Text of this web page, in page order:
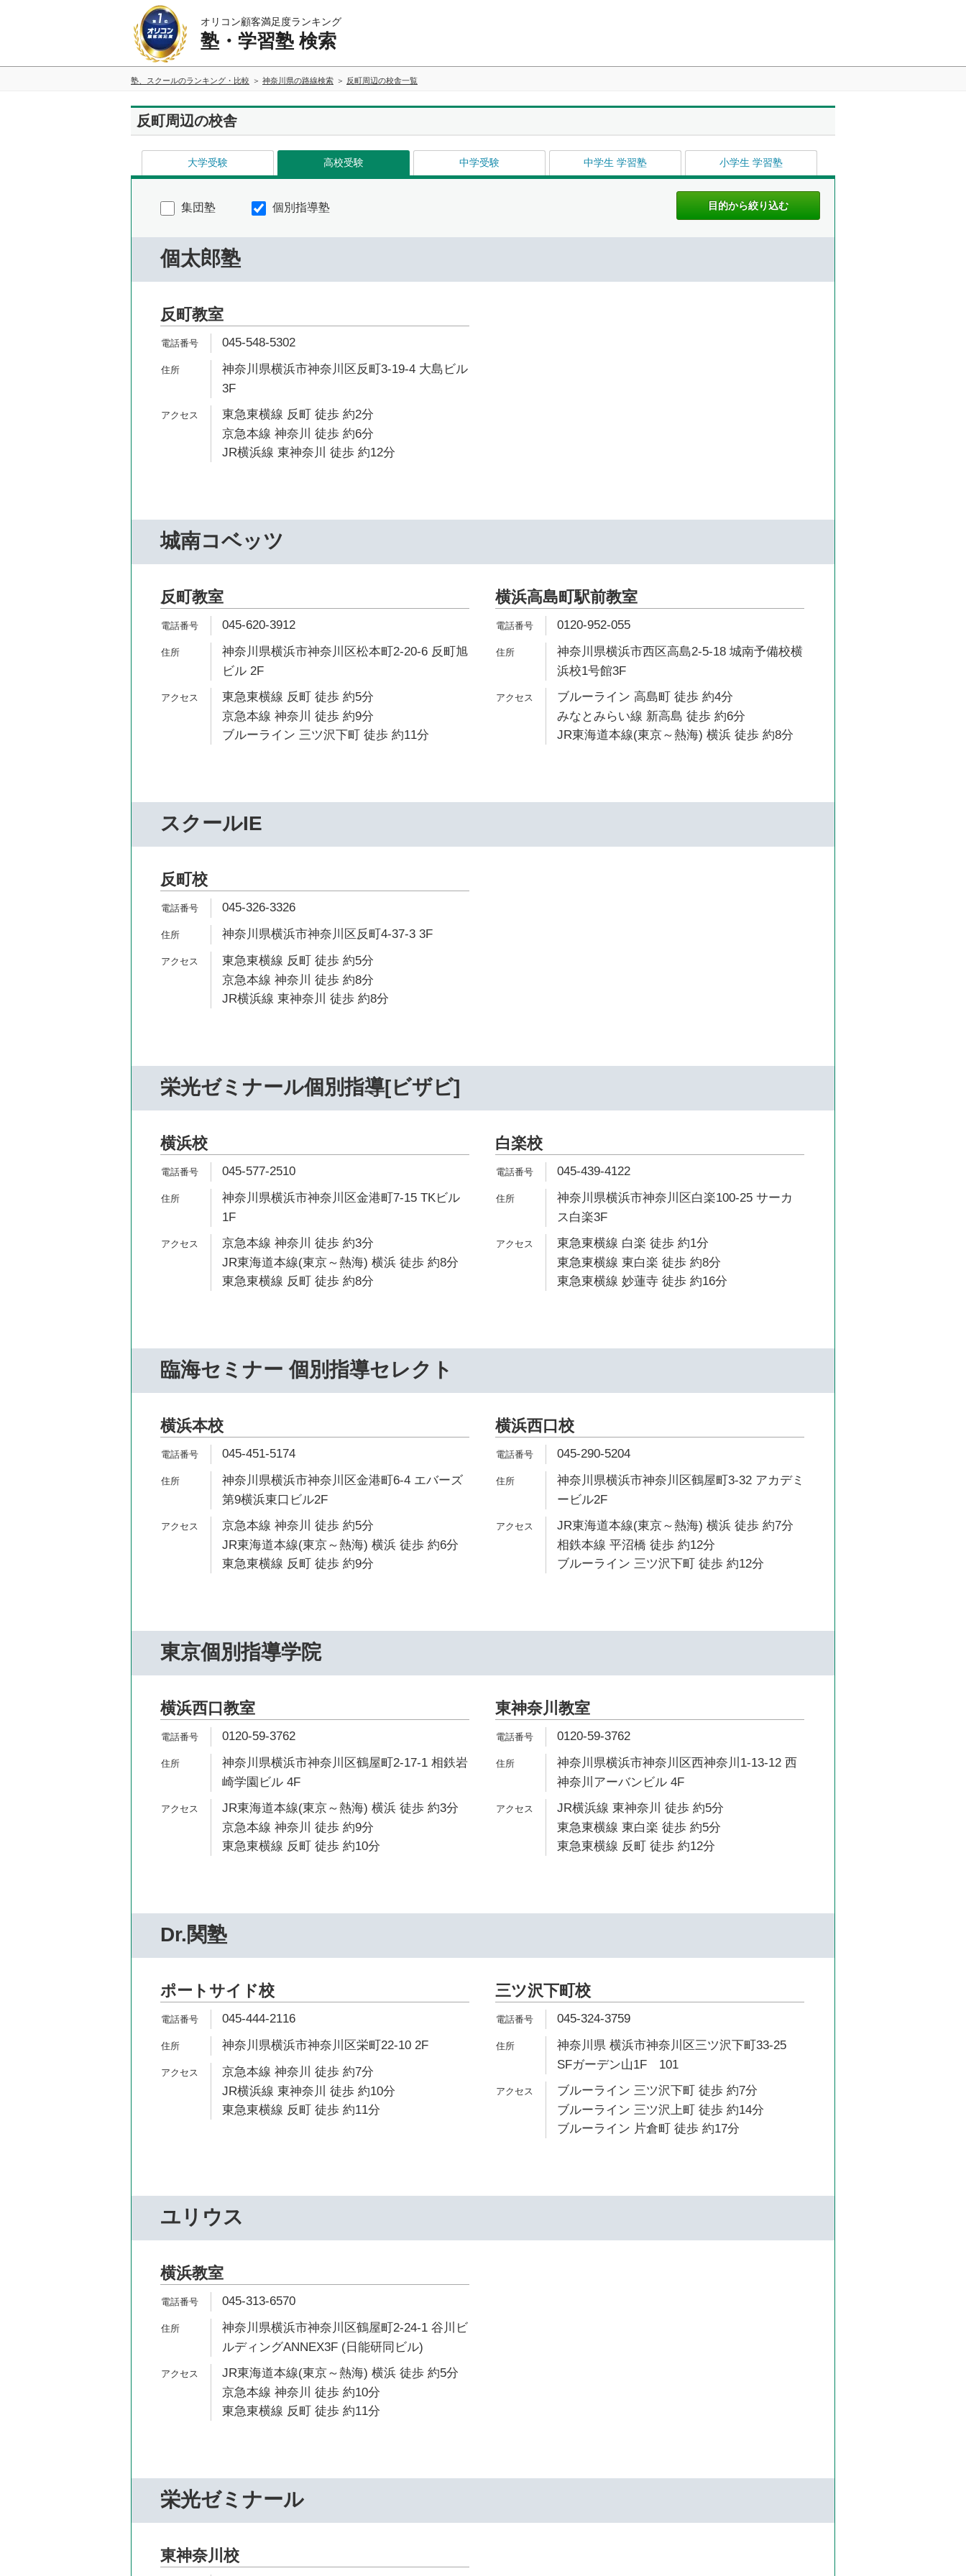
オリコン顧客満足度ランキング
塾・学習塾 検索
塾、スクールのランキング・比較 神奈川県の路線検索 反町周辺の校舎一覧
反町周辺の校舎
大学受験 高校受験 中学受験 中学生 学習塾 小学生 学習塾
集団塾 個別指導塾
個太郎塾
反町教室
045-548-5302
神奈川県横浜市神奈川区反町3-19-4 大島ビル
3F
東急東横線 反町 徒歩 約2分
京急本線 神奈川 徒歩 約6分
JR横浜線 東神奈川 徒歩 約12分
城南コベッツ
反町教室
045-620-3912
神奈川県横浜市神奈川区松本町2-20-6 反町旭
ビル 2F
東急東横線 反町 徒歩 約5分
京急本線 神奈川 徒歩 約9分
ブルーライン 三ツ沢下町 徒歩 約11分
横浜高島町駅前教室
0120-952-055
神奈川県横浜市西区高島2-5-18 城南予備校横
浜校1号館3F
ブルーライン 高島町 徒歩 約4分
みなとみらい線 新高島 徒歩 約6分
JR東海道本線(東京～熱海) 横浜 徒歩 約8分
スクールIE
反町校
045-326-3326
神奈川県横浜市神奈川区反町4-37-3 3F
東急東横線 反町 徒歩 約5分
京急本線 神奈川 徒歩 約8分
JR横浜線 東神奈川 徒歩 約8分
栄光ゼミナール個別指導[ビザビ]
横浜校
045-577-2510
神奈川県横浜市神奈川区金港町7-15 TKビル
1F
京急本線 神奈川 徒歩 約3分
JR東海道本線(東京～熱海) 横浜 徒歩 約8分
東急東横線 反町 徒歩 約8分
白楽校
045-439-4122
神奈川県横浜市神奈川区白楽100-25 サーカ
ス白楽3F
東急東横線 白楽 徒歩 約1分
東急東横線 東白楽 徒歩 約8分
東急東横線 妙蓮寺 徒歩 約16分
臨海セミナー 個別指導セレクト
横浜本校
045-451-5174
神奈川県横浜市神奈川区金港町6-4 エバーズ
第9横浜東口ビル2F
京急本線 神奈川 徒歩 約5分
JR東海道本線(東京～熱海) 横浜 徒歩 約6分
東急東横線 反町 徒歩 約9分
横浜西口校
045-290-5204
神奈川県横浜市神奈川区鶴屋町3-32 アカデミ
ービル2F
JR東海道本線(東京～熱海) 横浜 徒歩 約7分
相鉄本線 平沼橋 徒歩 約12分
ブルーライン 三ツ沢下町 徒歩 約12分
東京個別指導学院
横浜西口教室
0120-59-3762
神奈川県横浜市神奈川区鶴屋町2-17-1 相鉄岩
崎学園ビル 4F
JR東海道本線(東京～熱海) 横浜 徒歩 約3分
京急本線 神奈川 徒歩 約9分
東急東横線 反町 徒歩 約10分
東神奈川教室
0120-59-3762
神奈川県横浜市神奈川区西神奈川1-13-12 西
神奈川アーバンビル 4F
JR横浜線 東神奈川 徒歩 約5分
東急東横線 東白楽 徒歩 約5分
東急東横線 反町 徒歩 約12分
Dr.関塾
ポートサイド校
045-444-2116
神奈川県横浜市神奈川区栄町22-10 2F
京急本線 神奈川 徒歩 約7分
JR横浜線 東神奈川 徒歩 約10分
東急東横線 反町 徒歩 約11分
三ツ沢下町校
045-324-3759
神奈川県 横浜市神奈川区三ツ沢下町33-25
SFガーデン山1F 101
ブルーライン 三ツ沢下町 徒歩 約7分
ブルーライン 三ツ沢上町 徒歩 約14分
ブルーライン 片倉町 徒歩 約17分
ユリウス
横浜教室
045-313-6570
神奈川県横浜市神奈川区鶴屋町2-24-1 谷川ビ
ルディングANNEX3F (日能研同ビル)
JR東海道本線(東京～熱海) 横浜 徒歩 約5分
京急本線 神奈川 徒歩 約10分
東急東横線 反町 徒歩 約11分
栄光ゼミナール
東神奈川校